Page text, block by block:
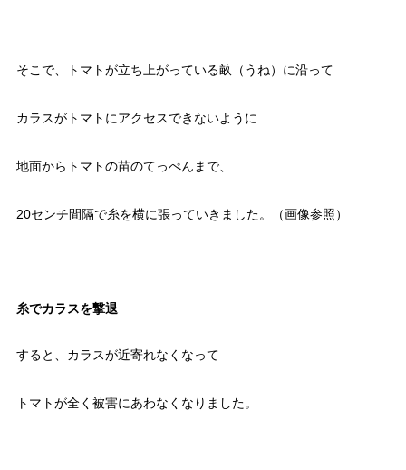
そこで、トマトが立ち上がっている畝（うね）に沿って
カラスがトマトにアクセスできないように
地面からトマトの苗のてっぺんまで、
20センチ間隔で糸を横に張っていきました。（画像参照）
糸でカラスを撃退
すると、カラスが近寄れなくなって
トマトが全く被害にあわなくなりました。